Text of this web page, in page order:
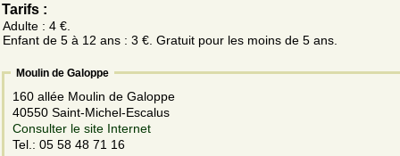
Tarifs :
Adulte : 4 €.
Enfant de 5 à 12 ans : 3 €. Gratuit pour les moins de 5 ans.
Moulin de Galoppe
160 allée Moulin de Galoppe
40550 Saint-Michel-Escalus
Consulter le site Internet
Tel.: 05 58 48 71 16